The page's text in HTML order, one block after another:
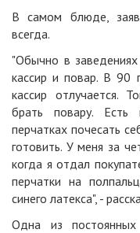
В самом блюде,
всегда.
"Обычно в
кассир и повар. В 90
кассир отлучается.
брать повару.
перчатках почесать
готовить. У меня за
когда я отдал
перчатки на
синего латекса", -
Одна из